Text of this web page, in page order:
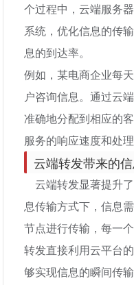
个过程中，云端服务
系统，优化信息的传
息的到达率。
例如，某电商企业每
户咨询信息。通过云
准确地分配到相应的
服务的响应速度和处理
云端转发带来的
云端转发显著提升
息传输方式下，信息
节点进行传输，每一
转发直接利用云平台
够实现信息的瞬间传